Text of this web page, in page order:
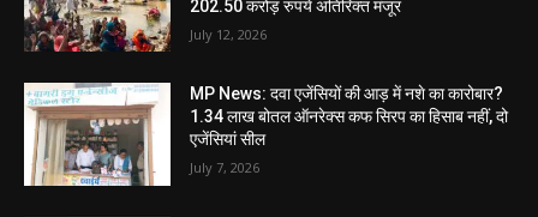
202.50 करोड़ रुपये अतिरिक्त मंजूर
July 12, 2026
MP News: दवा एजेंसियों की आड़ में नशे का कारोबार?
1.34 लाख बोतल ऑनरेक्स कफ सिरप का हिसाब नहीं, दो
एजेंसियां सील
July 7, 2026